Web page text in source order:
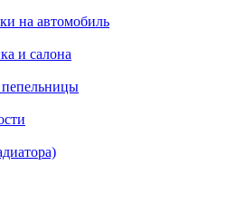
на автомобиль
и салона